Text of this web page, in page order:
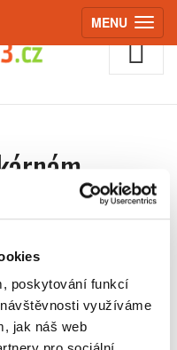
poskytování funkcí
využíváme
jak náš web
MENU